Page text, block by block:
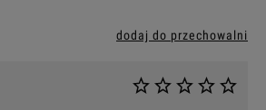
dodaj do przechowalni